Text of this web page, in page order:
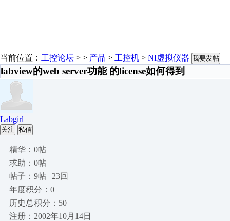
当前位置： 工控论坛 > > 产品 > 工控机 > NI虚拟仪器 我要发帖
labview的web server功能 的license如何得到
Labgirl
关注 私信
精华：0帖
求助：0帖
帖子：9帖 | 23回
年度积分：0
历史总积分：50
注册：2002年10月14日